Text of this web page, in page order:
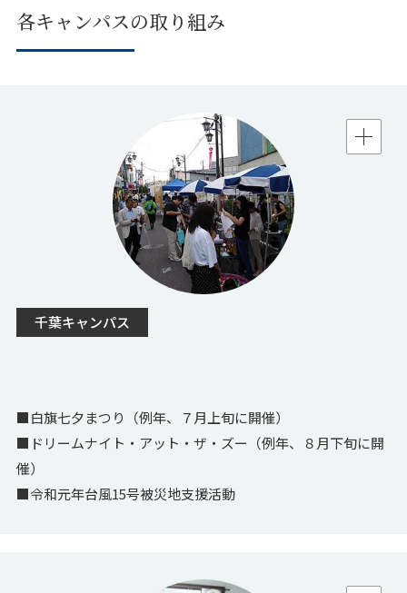
各キャンパスの取り組み
千葉キャンパス
■白旗七夕まつり（例年、７月上旬に開催）
■ドリームナイト・アット・ザ・ズー（例年、８月下旬に開
催）
■令和元年台風15号被災地支援活動